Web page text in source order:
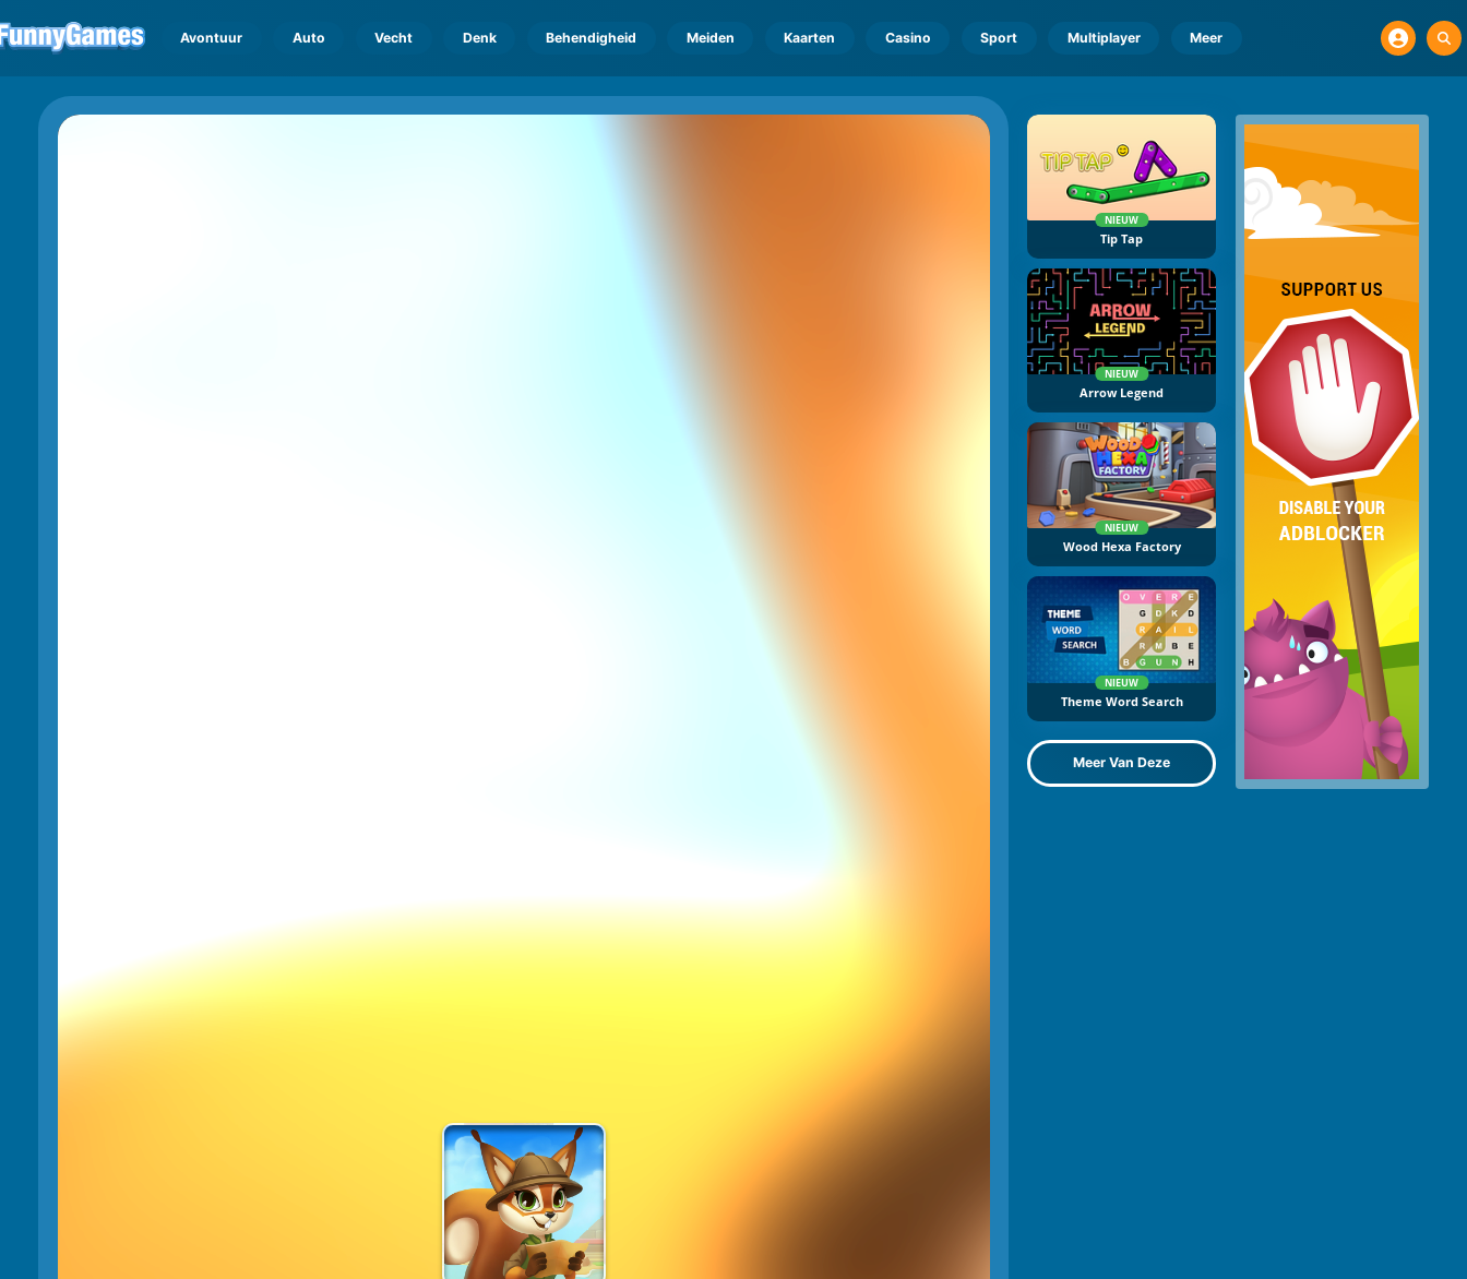
Avontuur Auto Vecht Denk Behendigheid Meiden Kaarten Casino Sport Multiplayer Meer
NIEUW
Tip Tap
NIEUW
Arrow Legend
NIEUW
Wood Hexa Factory
NIEUW
Theme Word Search
Meer Van Deze